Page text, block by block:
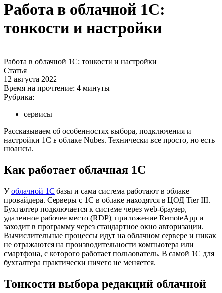
Работа в облачной 1С:
тонкости и настройки
Работа в облачной 1С: тонкости и настройки
Статья
12 августа 2022
Время на прочтение: 4 минуты
Рубрика:
сервисы
Рассказываем об особенностях выбора, подключения и
настройки 1С в облаке Nubes. Технически все просто, но есть
нюансы.
Как работает облачная 1С
Уоблачной 1С базы и сама система работают в облаке
провайдера. Серверы с 1С в облаке находятся в ЦОД Tier III.
Бухгалтер подключается к системе через web-браузер,
удаленное рабочее место (RDP), приложение RemoteApp и
заходит в программу через стандартное окно авторизации.
Вычислительные процессы идут на облачном сервере и никак
не отражаются на производительности компьютера или
смартфона, с которого работает пользователь. В самой 1С для
бухгалтера практически ничего не меняется.
Тонкости выбора редакций облачной